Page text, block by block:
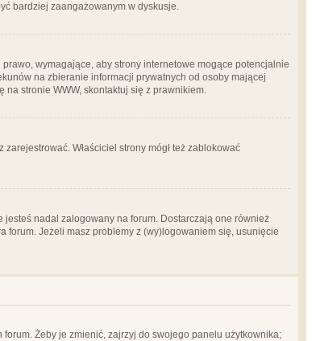
bardziej zaangażowanym w dyskusje.
wymagające, aby strony internetowe mogące potencjalnie
na zbieranie informacji prywatnych od osoby mającej
stronie WWW, skontaktuj się z prawnikiem.
Właściciel strony mógł też zablokować
jesteś nadal zalogowany na forum. Dostarczają one również
forum. Jeżeli masz problemy z (wy)logowaniem się, usunięcie
Żeby je zmienić, zajrzyj do swojego panelu użytkownika;